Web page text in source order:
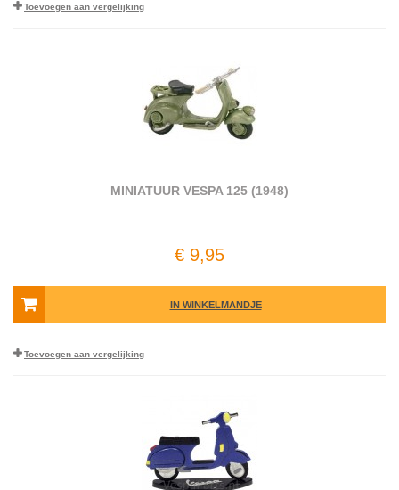
Toevoegen aan vergelijking
MINIATUUR VESPA 125 (1948)
€ 9,95
IN WINKELMANDJE
Toevoegen aan vergelijking